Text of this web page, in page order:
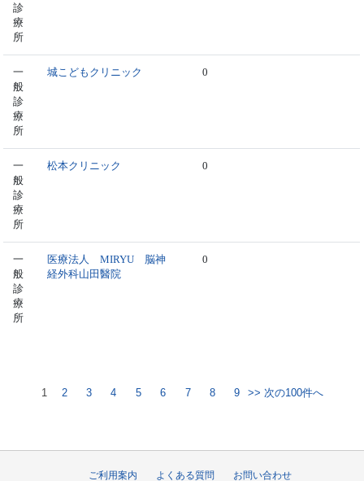
診
療
所
一
般
診
療
所
城こどもクリニック 0
一
般
診
療
所
松本クリニック 0
一
般
診
療
所
医療法人 MIRYU 脳神
経外科山田醫院
0
1 2 3 4 5 6 7 8 9 >> 次の100件へ
ご利用案内 よくある質問 お問い合わせ